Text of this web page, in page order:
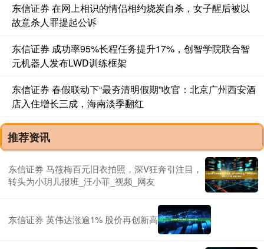
东信证券 在网上相识的情侣相约烧炭自杀，女子醒后被以
故意杀人罪提起公诉
东信证券 成功率95%长程任务提升17%，创智学院联合智
元机器人发布LWD训练框架
东信证券 春假联动下“最夯清明假期”收官：北京广州西安酒
店入住增长三成，海南淡季翻红
推荐资讯
东信证券 马筱梅百元旧衣拍照，深V狂奔引注目，
转头为小玥儿报班_汪小菲_视频_网友
东信证券 英伟达涨逾1% 股价再创新高